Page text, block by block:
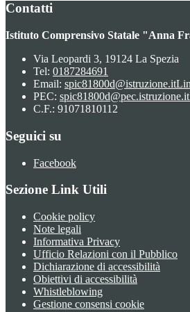
Contatti
Istituto Comprensivo Statale "Anna
Via Leopardi 3, 19124 La Spezia
Tel: 0187284691
Email: spic81800d@istruzione.it
PEC: spic81800d@pec.istruzione.it
C.F.: 91071810112
Seguici su
Facebook
Sezione Link Utili
Cookie policy
Note legali
Informativa Privacy
Ufficio Relazioni con il Pubblico
Dichiarazione di accessibilità
Obiettivi di accessibilità
Whistleblowing
Gestione consensi cookie